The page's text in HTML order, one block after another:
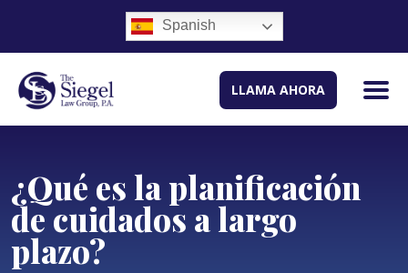
Spanish
LLAMA AHORA
¿Qué es la planificación
de cuidados a largo
plazo?